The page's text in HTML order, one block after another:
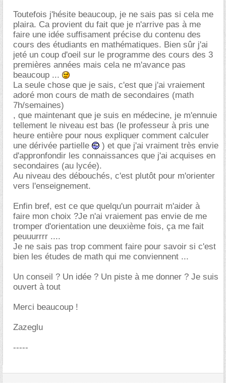
Toutefois j'hésite beaucoup, je ne sais pas si cela me
plaira. Ca provient du fait que je n'arrive pas à me
faire une idée suffisament précise du contenu des
cours des étudiants en mathématiques. Bien sûr j'ai
jeté un coup d'oeil sur le programme des cours des 3
premières années mais cela ne m'avance pas
beaucoup ...
La seule chose que je sais, c'est que j'ai vraiement
adoré mon cours de math de secondaires (math
7h/semaines)
, que maintenant que je suis en médecine, je m'ennuie
tellement le niveau est bas (le professeur à pris une
heure entière pour nous expliquer comment calculer
une dérivée partielle
) et que j'ai vraiment très envie
d'appronfondir les connaissances que j'ai acquises en
secondaires (au lycée).
Au niveau des débouchés, c'est plutôt pour m'orienter
vers l'enseignement.
Enfin bref, est ce que quelqu'un pourrait m'aider à
faire mon choix ?Je n'ai vraiement pas envie de me
tromper d'orientation une deuxième fois, ça me fait
peuuurrrr ....
Je ne sais pas trop comment faire pour savoir si c'est
bien les études de math qui me conviennent ...
Un conseil ? Un idée ? Un piste à me donner ? Je suis
ouvert à tout
Merci beaucoup !
Zazeglu
-----